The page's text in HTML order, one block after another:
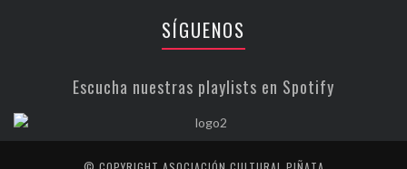
SÍGUENOS
Escucha nuestras playlists en Spotify